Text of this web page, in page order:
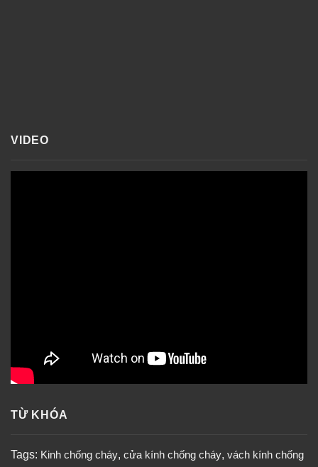
VIDEO
TỪ KHÓA
Tags: Kinh chống cháy, cửa kính chống cháy, vách kính chống